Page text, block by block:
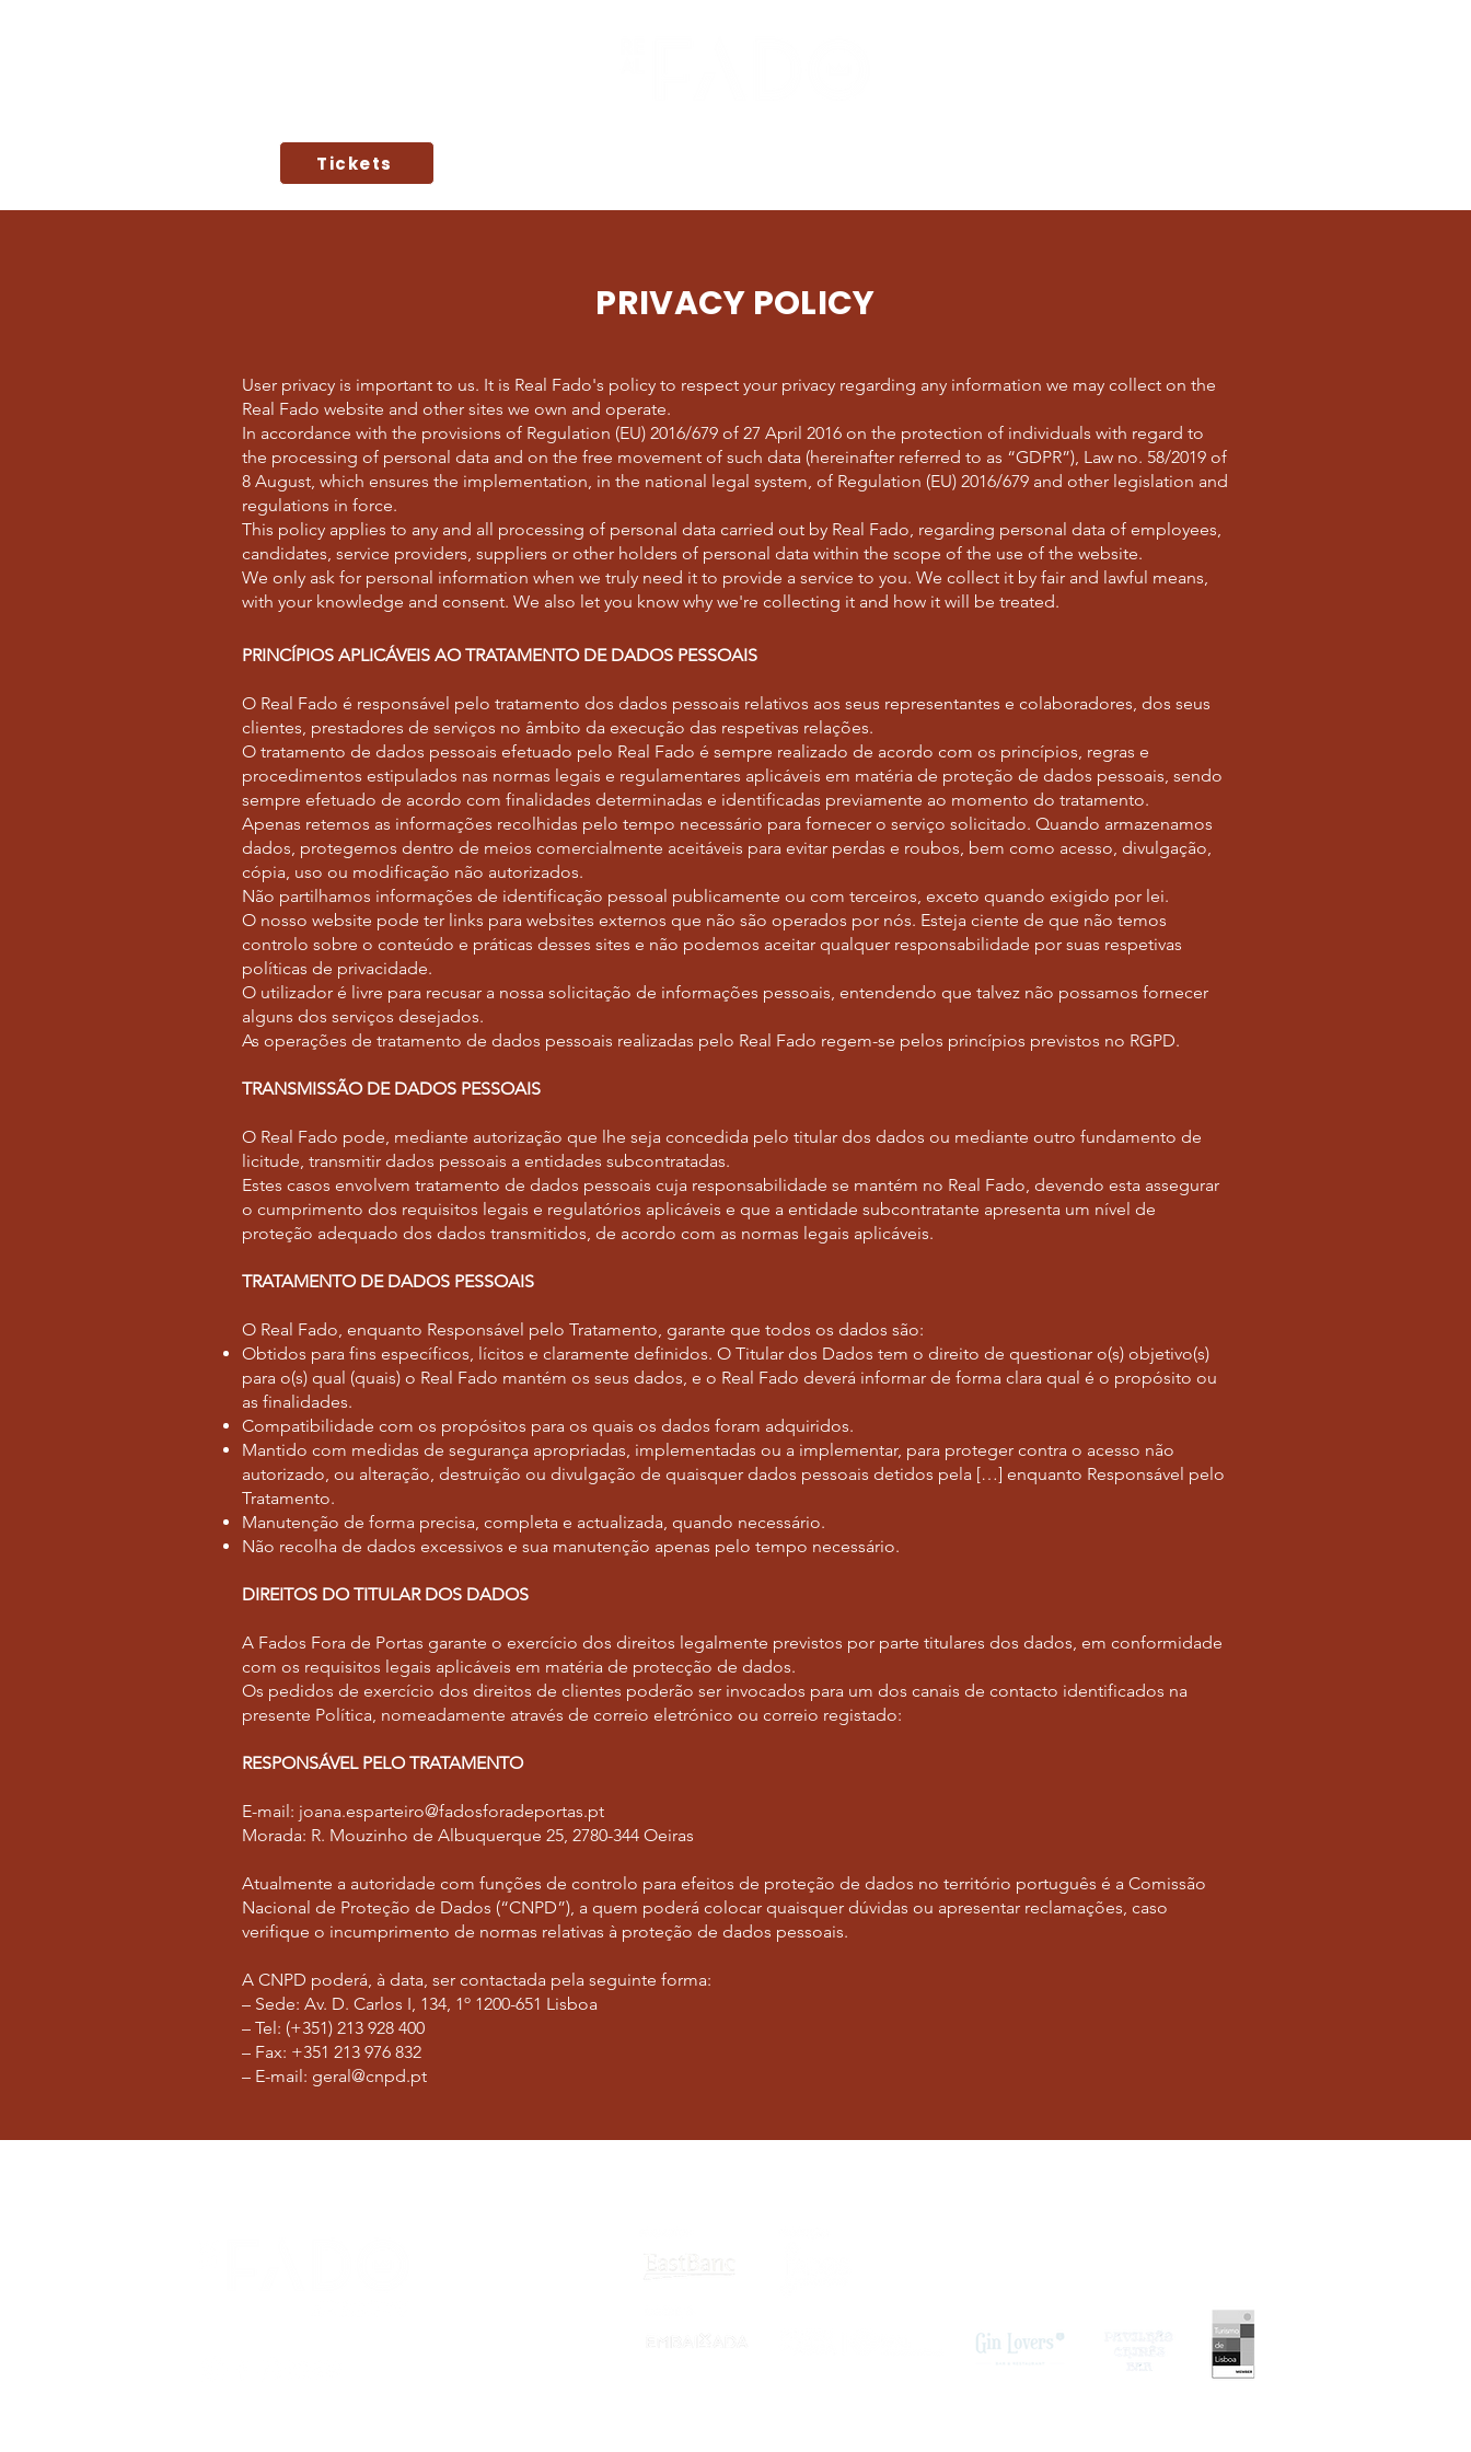
Tickets
PRIVACY POLICY
User privacy is important to us. It is Real Fado's policy to respect your privacy regarding any information we may collect on the
Real Fado website and other sites we own and operate.
In accordance with the provisions of Regulation (EU) 2016/679 of 27 April 2016 on the protection of individuals with regard to
the processing of personal data and on the free movement of such data (hereinafter referred to as “GDPR”), Law no. 58/2019 of
8 August, which ensures the implementation, in the national legal system, of Regulation (EU) 2016/679 and other legislation and
regulations in force.
This policy applies to any and all processing of personal data carried out by Real Fado, regarding personal data of employees,
candidates, service providers, suppliers or other holders of personal data within the scope of the use of the website.
We only ask for personal information when we truly need it to provide a service to you. We collect it by fair and lawful means,
with your knowledge and consent. We also let you know why we're collecting it and how it will be treated.
PRINCÍPIOS APLICÁVEIS AO TRATAMENTO DE DADOS PESSOAIS
O Real Fado é responsável pelo tratamento dos dados pessoais relativos aos seus representantes e colaboradores, dos seus
clientes, prestadores de serviços no âmbito da execução das respetivas relações.
O tratamento de dados pessoais efetuado pelo Real Fado é sempre realizado de acordo com os princípios, regras e
procedimentos estipulados nas normas legais e regulamentares aplicáveis em matéria de proteção de dados pessoais, sendo
sempre efetuado de acordo com finalidades determinadas e identificadas previamente ao momento do tratamento.
Apenas retemos as informações recolhidas pelo tempo necessário para fornecer o serviço solicitado. Quando armazenamos
dados, protegemos dentro de meios comercialmente aceitáveis para evitar perdas e roubos, bem como acesso, divulgação,
cópia, uso ou modificação não autorizados.
Não partilhamos informações de identificação pessoal publicamente ou com terceiros, exceto quando exigido por lei.
O nosso website pode ter links para websites externos que não são operados por nós. Esteja ciente de que não temos
controlo sobre o conteúdo e práticas desses sites e não podemos aceitar qualquer responsabilidade por suas respetivas
políticas de privacidade.
O utilizador é livre para recusar a nossa solicitação de informações pessoais, entendendo que talvez não possamos fornecer
alguns dos serviços desejados.
As operações de tratamento de dados pessoais realizadas pelo Real Fado regem-se pelos princípios previstos no RGPD.
TRANSMISSÃO DE DADOS PESSOAIS
O Real Fado pode, mediante autorização que lhe seja concedida pelo titular dos dados ou mediante outro fundamento de
licitude, transmitir dados pessoais a entidades subcontratadas.
Estes casos envolvem tratamento de dados pessoais cuja responsabilidade se mantém no Real Fado, devendo esta assegurar
o cumprimento dos requisitos legais e regulatórios aplicáveis e que a entidade subcontratante apresenta um nível de
proteção adequado dos dados transmitidos, de acordo com as normas legais aplicáveis.
TRATAMENTO DE DADOS PESSOAIS
O Real Fado, enquanto Responsável pelo Tratamento, garante que todos os dados são:
Obtidos para fins específicos, lícitos e claramente definidos. O Titular dos Dados tem o direito de questionar o(s) objetivo(s)
para o(s) qual (quais) o Real Fado mantém os seus dados, e o Real Fado deverá informar de forma clara qual é o propósito ou
as finalidades.
Compatibilidade com os propósitos para os quais os dados foram adquiridos.
Mantido com medidas de segurança apropriadas, implementadas ou a implementar, para proteger contra o acesso não
autorizado, ou alteração, destruição ou divulgação de quaisquer dados pessoais detidos pela […] enquanto Responsável pelo
Tratamento.
Manutenção de forma precisa, completa e actualizada, quando necessário.
Não recolha de dados excessivos e sua manutenção apenas pelo tempo necessário.
DIREITOS DO TITULAR DOS DADOS
A Fados Fora de Portas garante o exercício dos direitos legalmente previstos por parte titulares dos dados, em conformidade
com os requisitos legais aplicáveis em matéria de protecção de dados.
Os pedidos de exercício dos direitos de clientes poderão ser invocados para um dos canais de contacto identificados na
presente Política, nomeadamente através de correio eletrónico ou correio registado:
RESPONSÁVEL PELO TRATAMENTO
E-mail: joana.esparteiro@fadosforadeportas.pt
Morada: R. Mouzinho de Albuquerque 25, 2780-344 Oeiras
Atualmente a autoridade com funções de controlo para efeitos de proteção de dados no território português é a Comissão
Nacional de Proteção de Dados (“CNPD”), a quem poderá colocar quaisquer dúvidas ou apresentar reclamações, caso
verifique o incumprimento de normas relativas à proteção de dados pessoais.
A CNPD poderá, à data, ser contactada pela seguinte forma:
– Sede: Av. D. Carlos I, 134, 1º 1200-651 Lisboa
– Tel: (+351) 213 928 400
– Fax: +351 213 976 832
– E-mail: geral@cnpd.pt